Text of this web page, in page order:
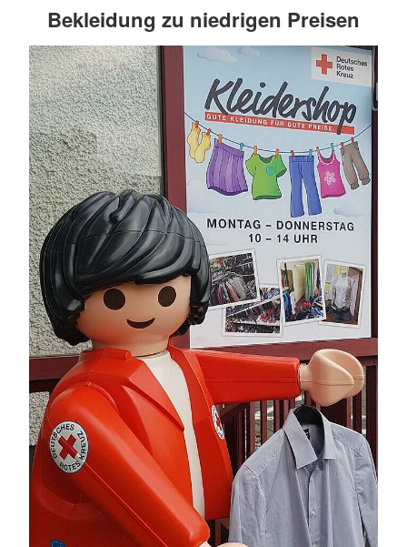
Bekleidung zu niedrigen Preisen